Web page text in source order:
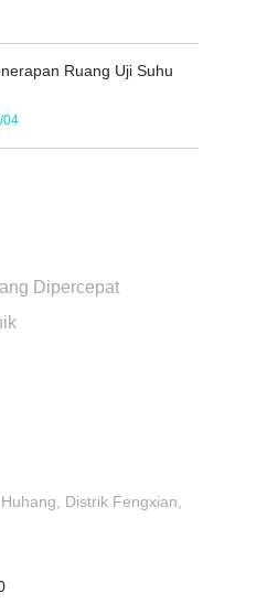
Ruang Uji Suhu
04
Dipercepat
Distrik Fengxian,